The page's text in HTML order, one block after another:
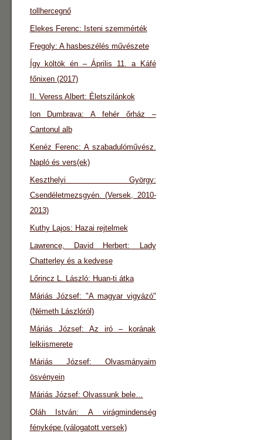
tollhercegnő
Elekes Ferenc: Isteni szemmérték
Fregoly: A hasbeszélés művészete
Így költök én – Április 11. a Káfé
főnixen (2017)
II. Veress Albert: Életszilánkok
Ion Dumbrava: A fehér őrház –
Cantonul alb
Kenéz Ferenc: A szabadulóművész.
Napló és vers(ek)
Keszthelyi György:
Csendéletmezsgyén. (Versek, 2010-
2013)
Kuthy Lajos: Hazai rejtelmek
Lawrence, David Herbert: Lady
Chatterley és a kedvese
Lőrincz L. László: Huan-ti átka
Máriás József: "A magyar vigyázó"
(Németh Lászlóról)
Máriás József: Az iró – korának
lelkiismerete
Máriás József: Olvasmányaim
ösvényein
Máriás József: Olvassunk bele…
Oláh István: A virágmindenség
fényképe (válogatott versek)